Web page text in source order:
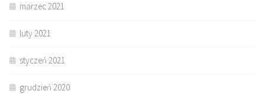
marzec 2021
luty 2021
styczeń 2021
grudzień 2020